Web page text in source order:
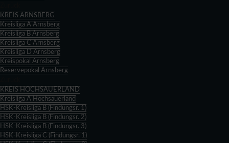
KREIS ARNSBERG
Kreisliga A Arnsberg
Kreisliga B Arnsberg
Kreisliga C Arnsberg
Kreisliga D Arnsberg
Kreispokal Arnsberg
Reservepokal Arnsberg
KREIS HOCHSAUERLAND
Kreisliga A Hochsauerland
HSK-Kreisliga B (Findungsr. 1)
HSK-Kreisliga B (Findungsr. 2)
HSK-Kreisliga B (Findungsr. 3)
HSK-Kreisliga C (Findungsr. 1)